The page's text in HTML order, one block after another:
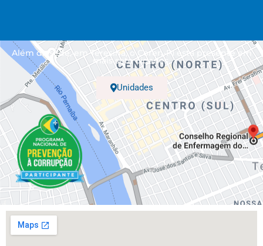
Além da sede, em Teresina, o Coren-PI está presente em
mais sete cidades.
Unidades